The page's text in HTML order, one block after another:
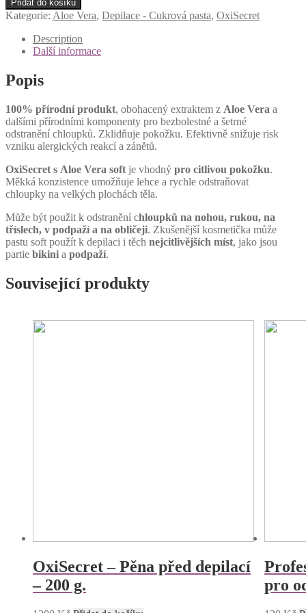
pasta
OxiSecret
Aloe
Soft
množství
Přidat do košíku
Kategorie: Aloe Vera, Depilace - Cukrová pasta, OxiSecret
Description
Další informace
Popis
100% přírodní produkt, obohacený extraktem z Aloe Vera a
dalšími přírodními komponenty pro bezbolestné a šetrné
odstranění chloupků. Zklidňuje pokožku. Efektivně snižuje risk
vzniku alergických reakcí a zánětů.
OxiSecret s Aloe Vera soft je vhodný pro citlivou pokožku.
Měkká konzistence umožňuje lehce a rychle odstraňovat
chloupky na velkých plochách těla.
Může být použit k odstranění chloupků na nohou, rukou, na
tříslech, v podpaží a na obličeji. Zkušenější kosmetička může
pastu soft použít k depilaci i těch nejcitlivějších míst, jako jsou
partie bikini a podpaží.
Související produkty
OxiSecret – Pěna před depilací
– 200 g.
pro
Normální a suchá pleť